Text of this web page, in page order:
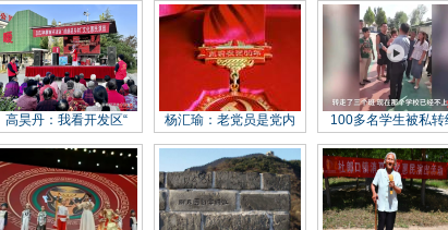
高昊丹：我看开发区“ 杨汇瑜：老党员是党内 100多名学生被私转